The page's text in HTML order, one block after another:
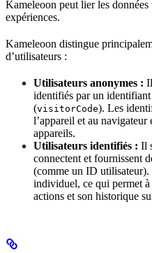
Kameleoon peut lier les
expériences.
Kameleoon distingue
d’utilisateurs :
Utilisateurs anonymes :
identifiés par un identifiant
(visitorCode). Les
l’appareil et au navigateur
appareils.
Utilisateurs identifiés : Il
connectent et fournissent
(comme un ID utilisateur).
individuel, ce qui permet
actions et son historique